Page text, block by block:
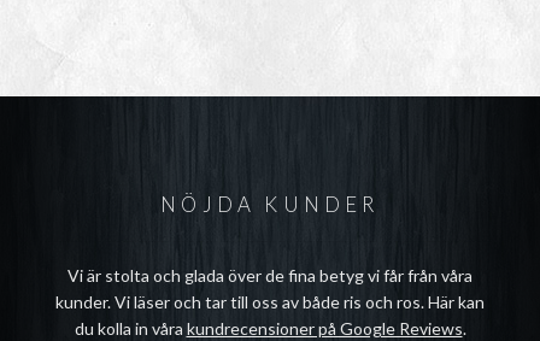
NÖJDA KUNDER
Vi är stolta och glada över de fina betyg vi får från våra
kunder. Vi läser och tar till oss av både ris och ros. Här kan
du kolla in våra kundrecensioner på Google Reviews.